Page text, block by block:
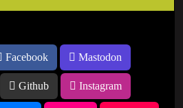
Facebook Mastodon
Github Instagram